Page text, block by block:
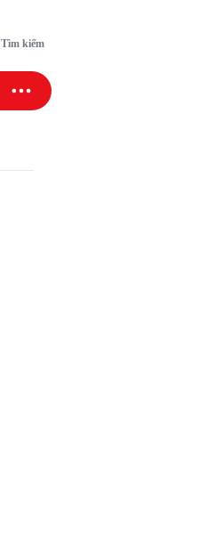
Tìm kiếm
SAO SPORT